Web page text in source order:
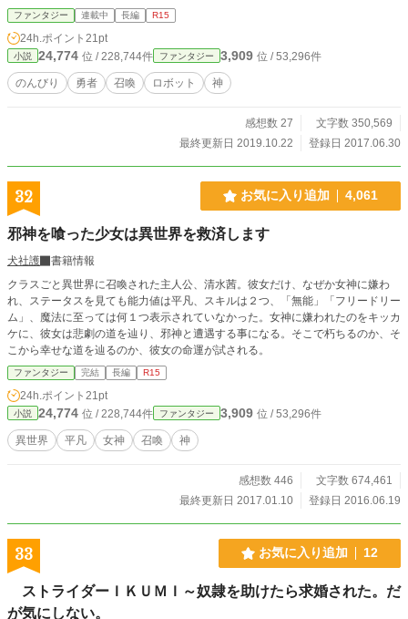
が召喚出来たかって？ 量産型ギアソルジャーGS-06Bザム。 何それって？
まるでアニメに出てくるやられ役の様な18m級の素晴らしい巨大ロボットだ
よ。 でも、勇者の召喚する神霊機は僕の召喚出来るザムと比べると月とスッ
ポン。僕の召喚するザムは神霊機には手も足も出ない。 その程度の力じゃア
ポリオンには勝てないって言われたよ。 アポリオンは、僕らを召喚した大陸
に侵攻してきている化け物の総称だよ。 お陰で僕らを召喚した人達からは冷
のザムと一緒に。 現在ストック切れ＆見直しの為、のんびり更新になります。
ファンタジー 連載中 長編 R15
24h.ポイント 21pt
小説 24,774 位 / 228,744件 ファンタジー 3,909 位 / 53,296件
のんびり 勇者 召喚 ロボット 神
感想数 27
文字数 350,569
最終更新日 2019.10.22
登録日 2017.06.30
32 お気に入り追加 4,061
邪神を喰った少女は異世界を救済します
犬社護
書籍情報
クラスごと異世界に召喚された主人公、清水茜。彼女だけ、なぜか女神に嫌わ
れ、ステータスを見ても能力値は平凡、スキルは２つ、「無能」「フリードリー
ム」、魔法に至っては何１つ表示されていなかった。女神に嫌われたのをキッカ
ケに、彼女は悲劇の道を辿り、邪神と遭遇する事になる。そこで朽ちるのか、そ
こから幸せな道を辿るのか、彼女の命運が試される。
ファンタジー 完結 長編 R15
24h.ポイント 21pt
小説 24,774 位 / 228,744件 ファンタジー 3,909 位 / 53,296件
異世界 平凡 女神 召喚 神
感想数 446
文字数 674,461
最終更新日 2017.01.10
登録日 2016.06.19
33 お気に入り追加 12
ストライダーＩＫＵＭＩ～奴隷を助けたら求婚された。だ
が気にしない。